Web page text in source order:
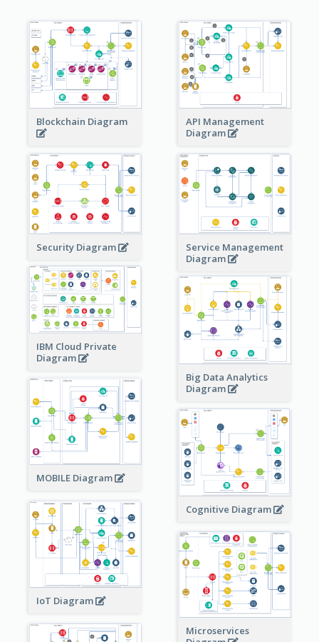
Blockchain Diagram
API Management
Diagram
Security Diagram
Service Management
Diagram
IBM Cloud Private
Diagram
Big Data Analytics
Diagram
MOBILE Diagram
Cognitive Diagram
IoT Diagram
Microservices